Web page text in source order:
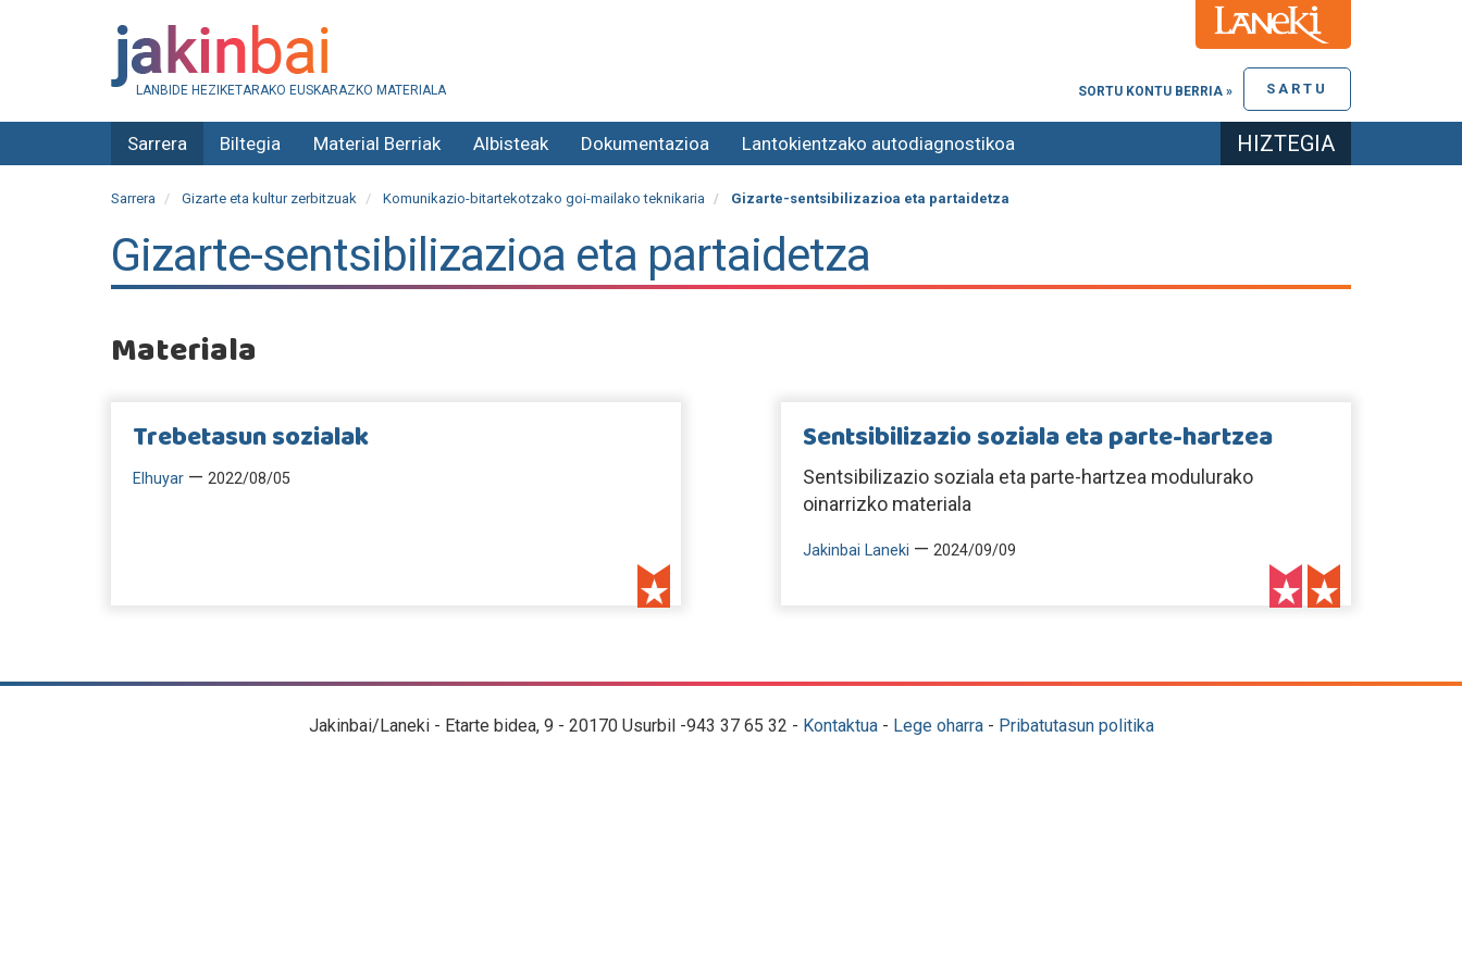
LANBIDE HEZIKETARAKO EUSKARAZKO MATERIALA SARTU
SORTU KONTU BERRIA »
Sarrera Biltegia Material Berriak Albisteak Dokumentazioa Lantokientzako autodiagnostikoa HIZTEGIA
Sarrera Gizarte eta kultur zerbitzuak Komunikazio-bitartekotzako goi-mailako teknikaria Gizarte-sentsibilizazioa eta partaidetza
Gizarte-sentsibilizazioa eta partaidetza
Materiala
Trebetasun sozialak
Elhuyar — 2022/08/05
Sentsibilizazio soziala eta parte-hartzea
Sentsibilizazio soziala eta parte-hartzea modulurako
oinarrizko materiala
Jakinbai Laneki — 2024/09/09
Jakinbai/Laneki - Etarte bidea, 9 - 20170 Usurbil -943 37 65 32 - Kontaktua- Lege oharra- Pribatutasun politika